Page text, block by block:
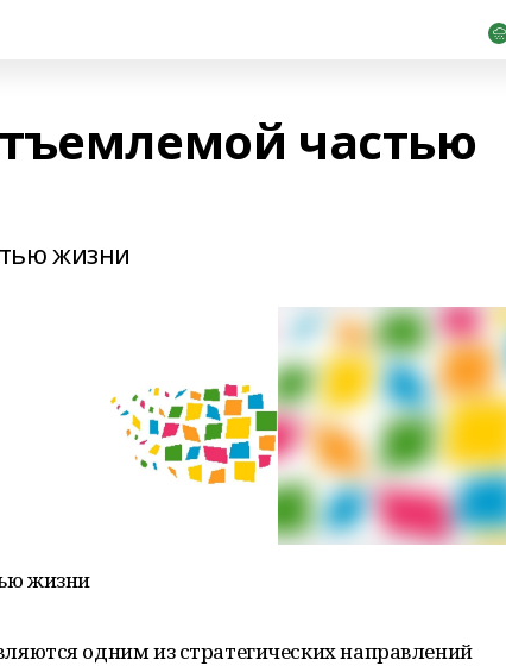
частью
жизни
жизни
одним из стратегических направлений